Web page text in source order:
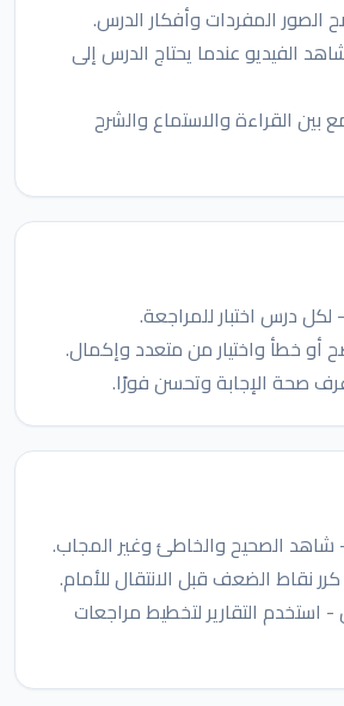
المفردات وأفكار الدرس.
الفيديو عندما يحتاج الدرس إلى
بين القراءة والاستماع والشرح
درس اختبار للمراجعة.
أو خطأ واختيار من متعدد وإكمال.
صحة الإجابة وتحسن فورًا.
شاهد الصحيح والخاطئ وغير المجاب.
نقاط الضعف قبل الانتقال للأمام.
- استخدم التقارير لتخطيط مراجعات